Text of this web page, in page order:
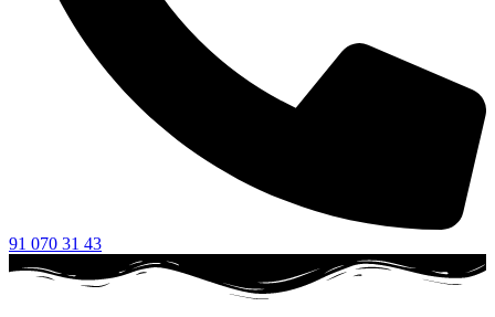
91 070 31 43